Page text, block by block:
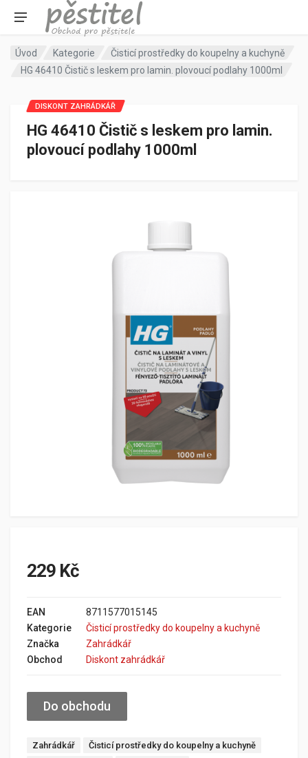
Úvod Kategorie
Čisticí prostředky do koupelny a kuchyně
HG 46410 Čistič s leskem pro lamin. plovoucí podlahy 1000ml
HG 46410 Čistič s leskem pro lamin.
plovoucí podlahy 1000ml
DISKONT ZAHRÁDKÁŘ
229 Kč
EAN
8711577015145
Kategorie
Čisticí prostředky do koupelny a kuchyně
Značka
Zahrádkář
Obchod
Diskont zahrádkář
Do obchodu
Zahrádkář
Čisticí prostředky do koupelny a kuchyně